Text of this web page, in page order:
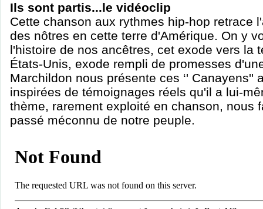
Ils sont partis...le vidéoclip
Cette chanson aux rythmes hip-hop retrace
des nôtres en cette terre d'Amérique. On y
l'histoire de nos ancêtres, cet exode vers la
États-Unis, exode rempli de promesses
Marchildon nous présente ces ‘' Canayens''
inspirées de témoignages réels qu'il a lui-
thème, rarement exploité en chanson, nous
passé méconnu de notre peuple.